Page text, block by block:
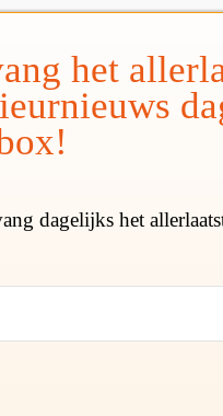
het
dagelijks het